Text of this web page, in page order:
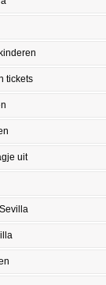
tickets
uit